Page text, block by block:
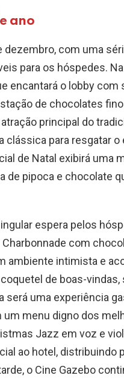
ano
com uma
para os hóspedes.
encantará o lobby com
de chocolates
principal do
clássica para resgatar o
de Natal exibirá uma
de pipoca e chocolate
espera pelos
com
ambiente intimista e
de boas-vindas,
será uma experiência
menu digno dos
Jazz em voz e
ao hotel, distribuindo
o Cine Gazebo